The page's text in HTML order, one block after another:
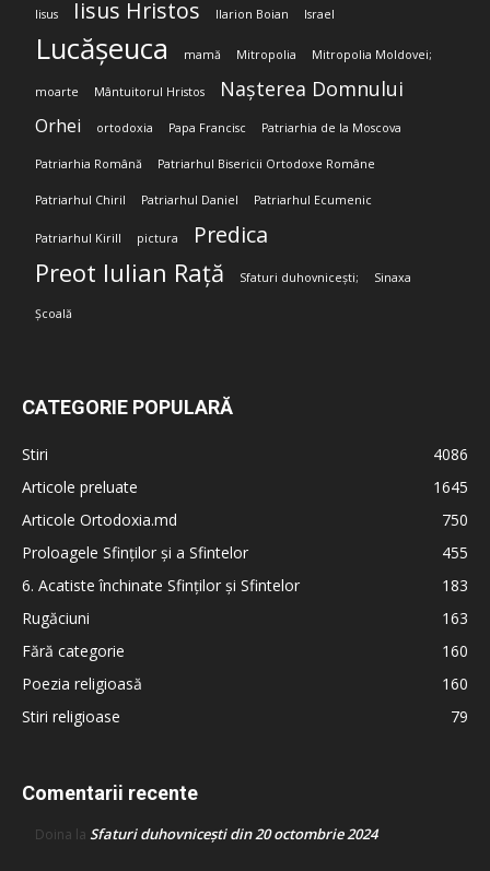
Iisus Iisus Hristos Ilarion Boian Israel
Lucășeuca mamă Mitropolia Mitropolia Moldovei;
moarte Mântuitorul Hristos Nașterea Domnului
Orhei ortodoxia Papa Francisc Patriarhia de la Moscova
Patriarhia Română Patriarhul Bisericii Ortodoxe Române
Patriarhul Chiril Patriarhul Daniel Patriarhul Ecumenic
Patriarhul Kirill pictura Predica
Preot Iulian Rață Sfaturi duhovnicești; Sinaxa
Școală
CATEGORIE POPULARĂ
Stiri
4086
Articole preluate
1645
Articole Ortodoxia.md
750
Proloagele Sfinților și a Sfintelor
455
6. Acatiste închinate Sfinților și Sfintelor
183
Rugăciuni
163
Fără categorie
160
Poezia religioasă
160
Stiri religioase
79
Comentarii recente
Doina la Sfaturi duhovnicești din 20 octombrie 2024